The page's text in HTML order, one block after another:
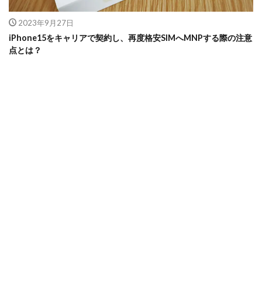
2023年9月27日
iPhone15をキャリアで契約し、再度格安SIMへMNPする際の注意
点とは？